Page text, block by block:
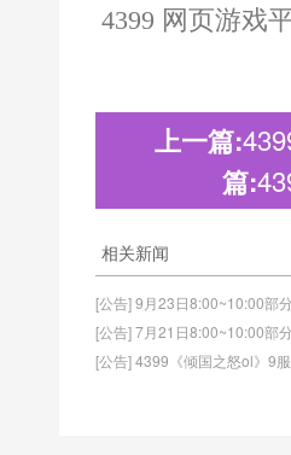
4399 网页游戏
上一篇:
篇:
相关新闻
[公告] 9月23日8:00~10:00部
[公告] 7月21日8:00~10:00部
[公告] 4399《倾国之怒ol》9